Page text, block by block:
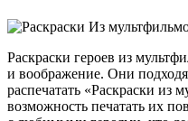
Раскраски героев из
и воображение. Они
распечатать «Раскраски из
возможность печатать их